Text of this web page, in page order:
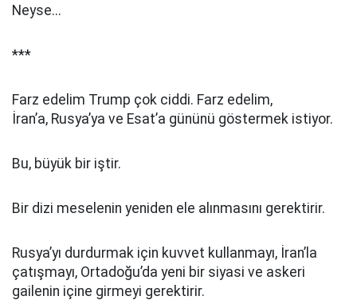
Neyse...
***
Farz edelim Trump çok ciddi. Farz edelim,
İran’a, Rusya’ya ve Esat’a gününü göstermek istiyor.
Bu, büyük bir iştir.
Bir dizi meselenin yeniden ele alınmasını gerektirir.
Rusya’yı durdurmak için kuvvet kullanmayı, İran’la
çatışmayı, Ortadoğu’da yeni bir siyasi ve askeri
gailenin içine girmeyi gerektirir.